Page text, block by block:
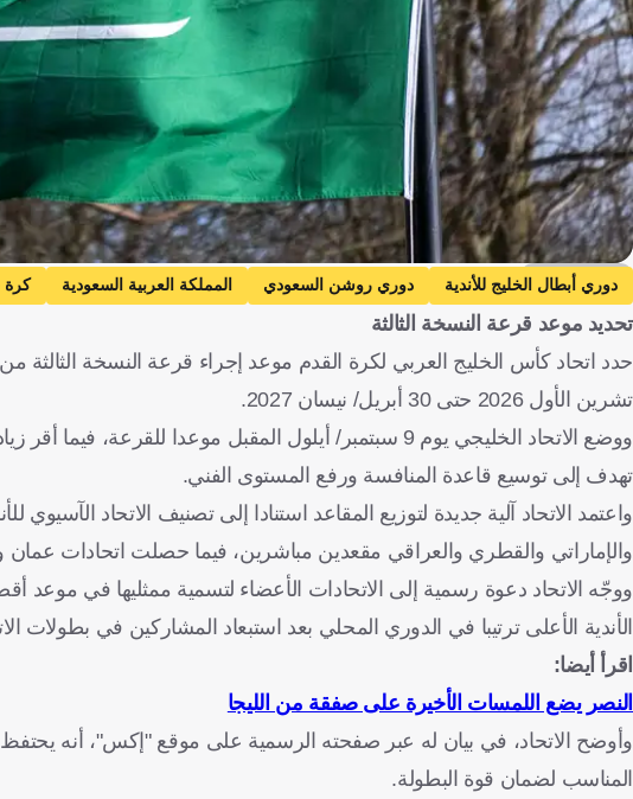
Getty Images
دوري أبطال الخليج للأندية دوري روشن السعودي المملكة العربية السعودية كرة
تحديد موعد قرعة النسخة الثالثة
تشرين الأول 2026 حتى 30 أبريل/ نيسان 2027.
تهدف إلى توسيع قاعدة المنافسة ورفع المستوى الفني.
والإماراتي والقطري والعراقي مقعدين مباشرين، فيما حصلت اتحادات عمان
الأندية الأعلى ترتيبا في الدوري المحلي بعد استبعاد المشاركين في بطولات
اقرأ أيضا:
النصر يضع اللمسات الأخيرة على صفقة من الليجا
وأوضح الاتحاد، في بيان له عبر صفحته الرسمية على موقع "إكس"، أنه يحتفظ
المناسب لضمان قوة البطولة.